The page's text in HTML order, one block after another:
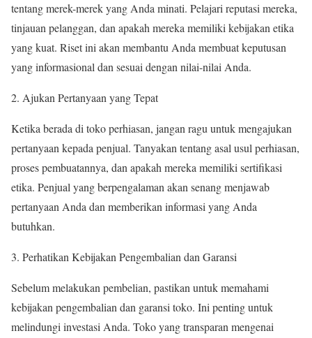
tentang merek-merek yang Anda minati. Pelajari reputasi mereka,
tinjauan pelanggan, dan apakah mereka memiliki kebijakan etika
yang kuat. Riset ini akan membantu Anda membuat keputusan
yang informasional dan sesuai dengan nilai-nilai Anda.
Ajukan Pertanyaan yang Tepat
Ketika berada di toko perhiasan, jangan ragu untuk mengajukan
pertanyaan kepada penjual. Tanyakan tentang asal usul perhiasan,
proses pembuatannya, dan apakah mereka memiliki sertifikasi
etika. Penjual yang berpengalaman akan senang menjawab
pertanyaan Anda dan memberikan informasi yang Anda
butuhkan.
Perhatikan Kebijakan Pengembalian dan Garansi
Sebelum melakukan pembelian, pastikan untuk memahami
kebijakan pengembalian dan garansi toko. Ini penting untuk
melindungi investasi Anda. Toko yang transparan mengenai